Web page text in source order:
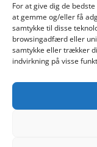
For at give dig de
at gemme og/eller få
samtykke til disse
browsingadfærd eller
samtykke eller trækker
indvirkning på visse
Kategorier
Læs